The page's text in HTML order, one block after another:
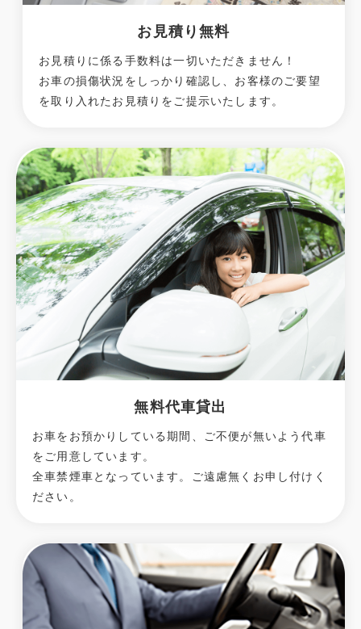
お見積り無料
お見積りに係る手数料は一切いただきません！
お車の損傷状況をしっかり確認し、お客様のご要望
を取り入れたお見積りをご提示いたします。
無料代車貸出
お車をお預かりしている期間、ご不便が無いよう代車
をご用意しています。
全車禁煙車となっています。ご遠慮無くお申し付けく
ださい。